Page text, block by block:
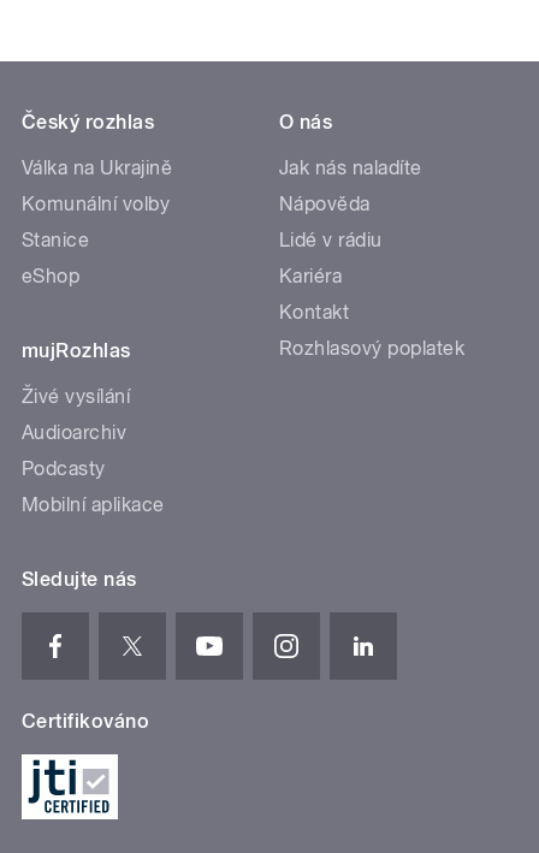
Český rozhlas
Válka na Ukrajině
Komunální volby
Stanice
eShop
mujRozhlas
Živé vysílání
Audioarchiv
Podcasty
Mobilní aplikace
O nás
Jak nás naladíte
Nápověda
Lidé v rádiu
Kariéra
Kontakt
Rozhlasový poplatek
Sledujte nás
Certifikováno